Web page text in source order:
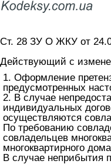
Ст. 28 ЗУ О ЖКУ от
Действующий с
1. Оформление
предусмотренных
2. В случае
индивидуальных
осуществляются
По требованию
совладельцев
многоквартирного
В случае неприбытия